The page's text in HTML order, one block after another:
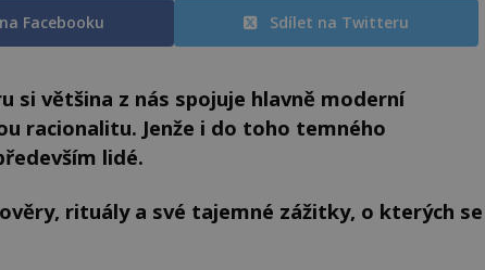
Facebooku Sdílet na Twitteru
si většina z nás spojuje hlavně moderní
racionalitu. Jenže i do toho temného
lidé.
rituály a své tajemné zážitky, o kterých se